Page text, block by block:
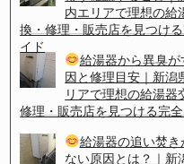
内エリアで理想の給
換・修理・販売店を見つけ
イド
給湯器から異臭が
因と修理目安｜新潟
リアで理想の給湯器
修理・販売店を見つける完
給湯器の追い焚き
ない原因とは？｜新